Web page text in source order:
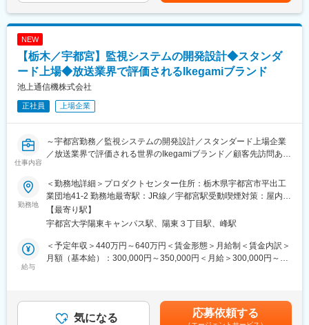
ジメント職も目指せます。グループ内で多様な領域へ挑戦する機
■企業の特徴/魅力：
親会社は東証プライム上場の安定基盤。創業60年以上で自己資本
比率70％、業界最先端の機器開発に貢献しています。
変更の範囲：会社の定める業務
に関わっていただきたいと考えています。
また経験・スキルに応じて機能開発自体を牽引する役割もお任せ
します。
■仕事の魅力：
・省エネに関する技術を習得することができます。（冷却ユニッ
ト、断熱材等）
ちながら、新製品開発をすることができます。
■配属組織について：
配属組織では、様々な自動販売機の製品開発を行っています。
機構・電装・ハード・ソフトと各要素の設計者で構成された組織
であり、製品を通じて各要素で意見を出しあいながら、最適な製
品設計に取り組んでいます。
■当社の強み：：
NEW
【栃木／宇都宮】監視システムの開発設計◆スタンダ
ード上場◆放送業界で評価されるIkegamiブランド
池上通信機株式会社
正社員 上場企業
仕事内容
～宇都宮勤務／監視システムの開発設計／スタンダード上場企業
／放送業界で評価される世界のIkegamiブランド／顧客先訪問あり
視野を手にするスキルアップ環境～
■業務内容：
監視システムのシステム設計作業
・監視カメラを用いたシステム提案およびシステム設計
・顧客先に営業担当と同行した技術補助
・設計したシステムの現地調整
ステムの導入ニーズが拡大しています。
既存顧客との取引拡大に加え、新規案件も増加しており、より多
勤務地
＜勤務地詳細＞プロダクトセンター住所：栃木県宇都宮市平出工
業団地41-2 勤務地最寄駅：JR線／宇都宮駅受動喫煙対策：屋内全
面禁煙変更の範囲：会社の定める事業所（リモートワーク含む）
【最寄り駅】
宇都宮大学陽東キャンパス駅、陽東３丁目駅、峰駅
給与
＜予定年収＞440万円～640万円＜賃金形態＞月給制＜賃金内訳＞
月額（基本給）：300,000円～350,000円＜月給＞300,000円～
す。月給(月額)は固定手当を含めた表記です。
気になる 応募依頼する